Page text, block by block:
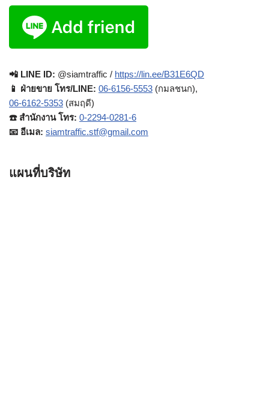
📲 LINE ID: @siamtraffic / https://lin.ee/B31E6QD
📱 ฝ่ายขาย โทร/LINE: 06-6156-5553 (กมลชนก),
06-6162-5353 (สมฤดี)
☎️ สำนักงาน โทร: 0-2294-0281-6
📧 อีเมล: siamtraffic.stf@gmail.com
แผนที่บริษัท